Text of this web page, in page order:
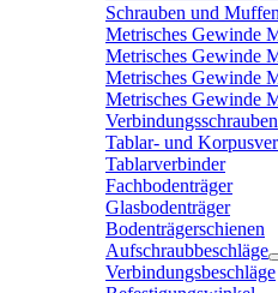
Schrauben und
Metrisches Gewinde
Metrisches Gewinde
Metrisches Gewinde
Metrisches Gewinde
Verbindungsschrauben
Tablar- und
Tablarverbinder
Fachbodenträger
Glasbodenträger
Bodenträgerschienen
Aufschraubbeschläge
Verbindungsbeschläge